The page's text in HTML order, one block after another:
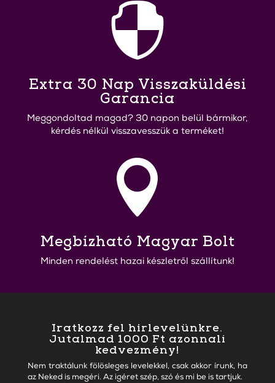

Extra 30 Nap Visszaküldési
Garancia
Meggondoltad magad? 30 napon belül bármikor,
kérdés nélkül visszavesszük a terméket!

Megbízható Magyar Bolt
Minden rendelést hazai készletről szállítunk!
Iratkozz fel hírlevelünkre.
Jutalmad 1000 Ft azonnali
kedvezmény!
Nem traktálunk fölösleges levelekkel, csak akkor írunk, ha
az Neked is megéri. Az igéret szép, szó és mi be is tartjuk.